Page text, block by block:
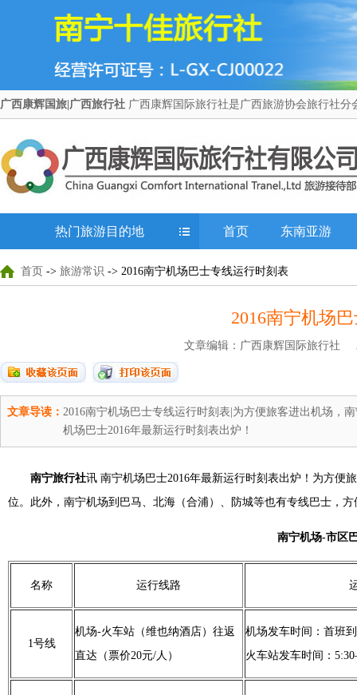
广西康辉国旅|广西旅行社 广西康辉国际旅行社是广西旅游协会旅行社
热门旅游目的地 首页 东南亚游
首页 -> 旅游常识 -> 2016南宁机场巴士专线运行时刻表
2016南宁机场
文章编辑：广西康辉国际旅行社
文章导读： 2016南宁机场巴士专线运行时刻表|为方便旅客进出机场，
机场巴士2016年最新运行时刻表出炉！
南宁旅行社讯 南宁机场巴士2016年最新运行时刻表出炉！为方便
位。此外，南宁机场到巴马、北海（合浦）、防城等也有专线巴士，
南宁机场-市区
名称 运行线路
1号线
机场-火车站（维也纳酒店）往返
直达（票价20元/人）
机场发车时间：首班
火车站发车时间：